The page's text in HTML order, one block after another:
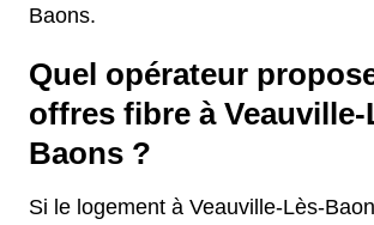
Baons.
Quel opérateur
offres fibre à Veauville-
Baons ?
Si le logement à Veauville-Lès-